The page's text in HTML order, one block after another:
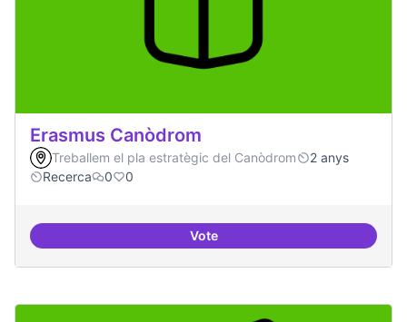
Erasmus Canòdrom
Treballem el pla estratègic del Canòdrom
2 anys
Recerca
0 0
VoteErasmus Canòdrom